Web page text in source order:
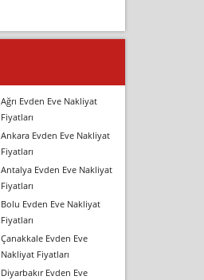
Ağrı Evden Eve Nakliyat
Fiyatları
Ankara Evden Eve Nakliyat
Fiyatları
Antalya Evden Eve Nakliyat
Fiyatları
Bolu Evden Eve Nakliyat
Fiyatları
Çanakkale Evden Eve
Nakliyat Fiyatları
Diyarbakır Evden Eve